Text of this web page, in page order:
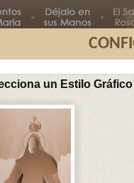
un Estilo Gráfico
Misterio